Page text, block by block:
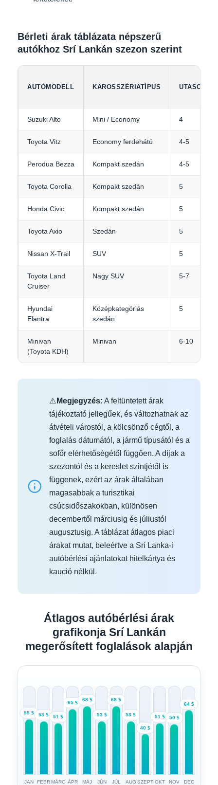
Bérleti árak táblázata népszerű
autókhoz Srí Lankán szezon szerint
AUTÓMODELL KAROSSZÉRIATÍPUS UTASOK
Suzuki Alto Mini / Economy 4
Toyota Vitz Economy ferdehátú 4-5
Perodua Bezza Kompakt szedán 4-5
Toyota Corolla Kompakt szedán 5
Honda Civic Kompakt szedán 5
Toyota Axio Szedán 5
Nissan X-Trail SUV 5
Toyota Land
Cruiser
Nagy SUV 5-7
Hyundai
Elantra
Középkategóriás
szedán
5
Minivan
(Toyota KDH)
Minivan 6-10
⚠️ Megjegyzés: A feltüntetett árak
tájékoztató jellegűek, és változhatnak az
átvételi várostól, a kölcsönző cégtől, a
foglalás dátumától, a jármű típusától és a
sofőr elérhetőségétől függően. A díjak a
szezontól és a kereslet szintjétől is
függenek, ezért az árak általában
magasabbak a turisztikai
csúcsidőszakokban, különösen
decembertől márciusig és júliustól
augusztusig. A táblázat átlagos piaci
árakat mutat, beleértve a Srí Lanka-i
autóbérlési ajánlatokat hitelkártya és
kaució nélkül.
Átlagos autóbérlési árak
grafikonja Srí Lankán
megerősített foglalások alapján
55 $
JAN
53 $
FEBR
51 $
MÁRC
65 $
ÁPR
68 $
MÁJ
53 $
JÚN
68 $
JÚL
53 $
AUG
40 $
SZEPT
51 $
OKT
50 $
NOV
64 $
DEC